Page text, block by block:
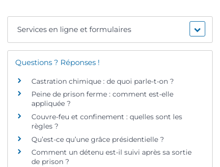
Services en ligne et formulaires
Questions ? Réponses !
Castration chimique : de quoi parle-t-on ?
Peine de prison ferme : comment est-elle
appliquée ?
Couvre-feu et confinement : quelles sont les
règles ?
Qu’est-ce qu’une grâce présidentielle ?
Comment un détenu est-il suivi après sa sortie
de prison ?